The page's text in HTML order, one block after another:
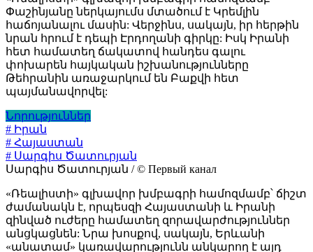
Փաշինյանը ներկայումս մտածում է Կրեմլին
հաճոյանալու մասին: Վերջինս, սակայն, իր հերթին
նրան հրում է դեպի Էրդողանի գիրկը: Իսկ Իրանի
հետ համատեղ ճակատով հանդես գալու
փոխարեն հայկական իշխանությունները
Թեհրանին առաջարկում են Բաքվի հետ
պայմանավորվել:
Նորություններ
# Իրան
# Հայաստան
# Սարգիս Ծատուրյան
Սարգիս Ծատուրյան / © Первый канал
«Ռեալիստի» գլխավոր խմբագրի համոզմամբ՝ ճիշտ
ժամանակն է, որպեսզի Հայաստանի և Իրանի
զինված ուժերը համատեղ զորավարժություններ
անցկացնեն: Նրա խոսքով, սակայն, Երևանի
«անատամ» կառավարությունն անկարող է այդ